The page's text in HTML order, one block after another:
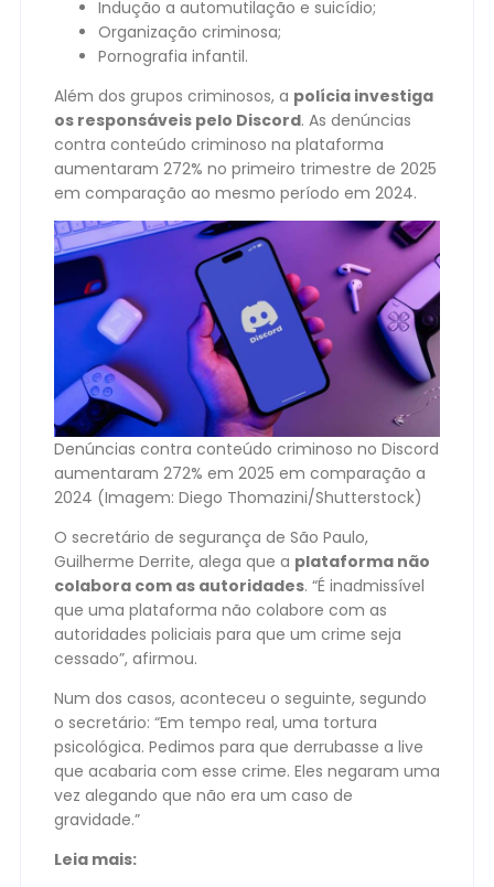
Indução a automutilação e suicídio;
Organização criminosa;
Pornografia infantil.
Além dos grupos criminosos, a polícia investiga
os responsáveis pelo Discord. As denúncias
contra conteúdo criminoso na plataforma
aumentaram 272% no primeiro trimestre de 2025
em comparação ao mesmo período em 2024.
Denúncias contra conteúdo criminoso no Discord
aumentaram 272% em 2025 em comparação a
2024 (Imagem: Diego Thomazini/Shutterstock)
O secretário de segurança de São Paulo,
Guilherme Derrite, alega que a plataforma não
colabora com as autoridades. “É inadmissível
que uma plataforma não colabore com as
autoridades policiais para que um crime seja
cessado”, afirmou.
Num dos casos, aconteceu o seguinte, segundo
o secretário: “Em tempo real, uma tortura
psicológica. Pedimos para que derrubasse a live
que acabaria com esse crime. Eles negaram uma
vez alegando que não era um caso de
gravidade.”
Leia mais: